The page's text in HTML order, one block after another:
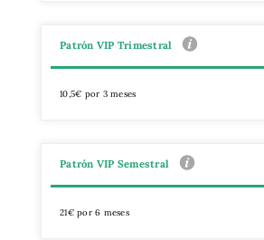
Patrón VIP Trimestral
10,5€ por 3 meses
Patrón VIP Semestral
21€ por 6 meses